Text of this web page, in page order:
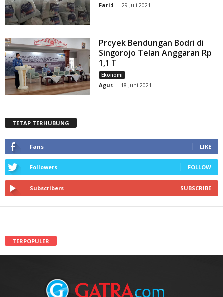
Farid - 29 Juli 2021
Proyek Bendungan Bodri di
Singorojo Telan Anggaran Rp
1,1 T
Ekonomi
Agus - 18 Juni 2021
TETAP TERHUBUNG
Fans LIKE
Followers FOLLOW
Subscribers SUBSCRIBE
TERPOPULER